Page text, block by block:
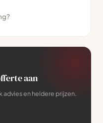
aan
advies en heldere prijzen.